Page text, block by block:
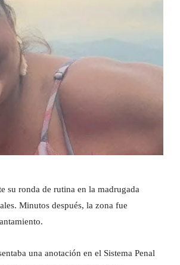
su ronda de rutina en la madrugada
Minutos después, la zona fue
una anotación en el Sistema Penal